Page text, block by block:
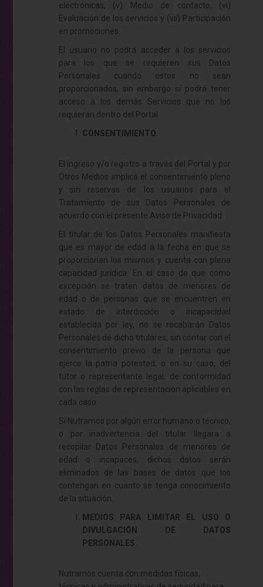
electrónicas, (v) Medio de contacto, (vi)
Evaluación de los servicios y (vii) Participación
en promociones.
El usuario no podrá acceder a los servicios
para los que se requieren sus Datos
Personales cuando estos no sean
proporcionados, sin embargo sí podrá tener
acceso a los demás Servicios que no los
requieran dentro del Portal.
CONSENTIMIENTO.
El ingreso y/o registro a través del Portal y por
Otros Medios implica el consentimiento pleno
y sin reservas de los usuarios para el
Tratamiento de sus Datos Personales de
acuerdo con el presente Aviso de Privacidad.
El titular de los Datos Personales manifiesta
que es mayor de edad a la fecha en que se
proporcionan los mismos y cuenta con plena
capacidad jurídica. En el caso de que como
excepción se traten datos de menores de
edad o de personas que se encuentren en
estado de interdicción o incapacidad
establecida por ley, no se recabarán Datos
Personales de dicho titulares, sin contar con el
consentimiento previo de la persona que
ejerce la patria potestad, o en su caso, del
tutor o representante legal, de conformidad
con las reglas de representación aplicables en
cada caso.
Si Nutramos por algún error humano o técnico,
o por inadvertencia del titular llegara a
recopilar Datos Personales de menores de
edad o incapaces, dichos datos serán
eliminados de las bases de datos que los
contengan en cuanto se tenga conocimiento
de la situación.
MEDIOS PARA LIMITAR EL USO O
DIVULGACIÓN DE DATOS
PERSONALES.
Nutramos cuenta con medidas físicas,